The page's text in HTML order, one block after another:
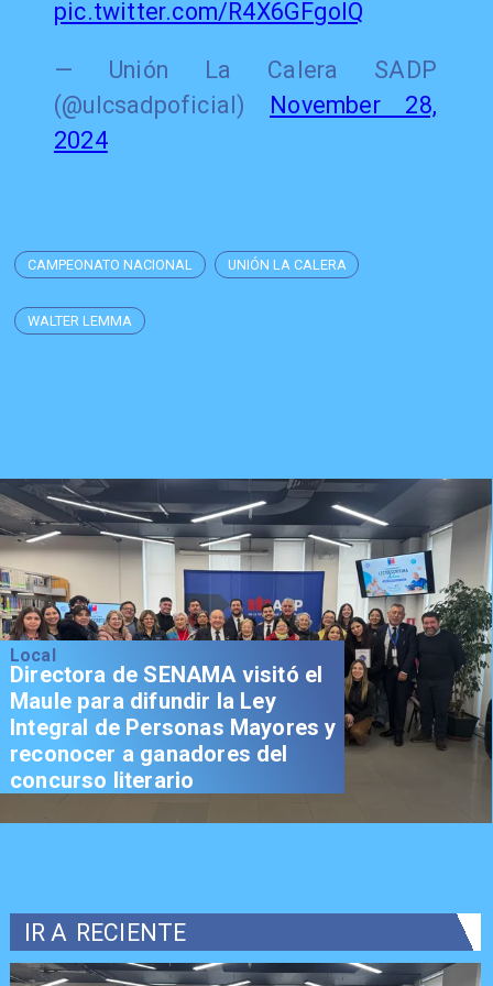
pic.twitter.com/R4X6GFgoIQ
— Unión La Calera SADP
(@ulcsadpoficial) November 28,
2024
CAMPEONATO NACIONAL UNIÓN LA CALERA
WALTER LEMMA
Local
Directora de SENAMA visitó el
Maule para difundir la Ley
Integral de Personas Mayores y
reconocer a ganadores del
concurso literario
IR A RECIENTE